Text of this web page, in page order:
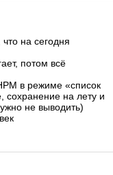
на сегодня
потом всё
в режиме «список
сохранение на лету и
не выводить)